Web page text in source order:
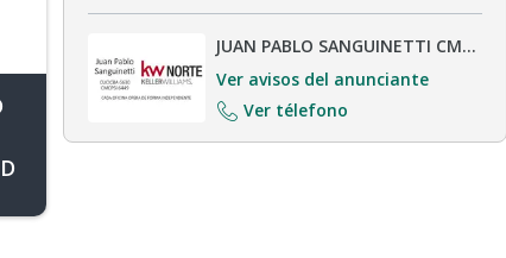
JUAN PABLO SANGUINETTI CMCPSI 6449 - CUCICBA 6630
Ver avisos del anunciante
Ver télefono